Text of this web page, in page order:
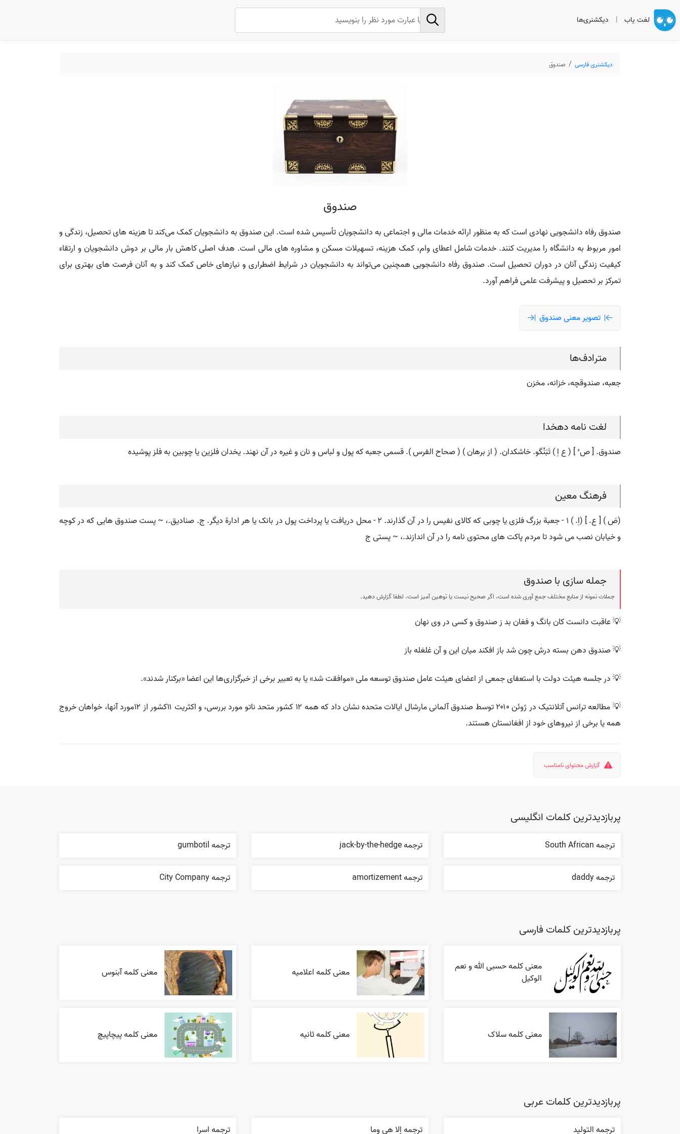
لغت یاب | دیکشنری‌ها
دیکشنری فارسی صندوق
صندوق
صندوق رفاه دانشجویی نهادی است که به منظور ارائه خدمات مالی و اجتماعی به دانشجویان تأسیس شده است. این صندوق به دانشجویان کمک می‌کند تا هزینه‌ های تحصیل، زندگی و
امور مربوط به دانشگاه را مدیریت کنند. خدمات شامل اعطای وام، کمک‌ هزینه، تسهیلات مسکن و مشاوره‌ های مالی است. هدف اصلی کاهش بار مالی بر دوش دانشجویان و ارتقاء
کیفیت زندگی آنان در دوران تحصیل است. صندوق رفاه دانشجویی همچنین می‌تواند به دانشجویان در شرایط اضطراری و نیازهای خاص کمک کند و به آنان فرصت‌ های بهتری برای
تمرکز بر تحصیل و پیشرفت علمی فراهم آورد.
تصویر معنی صندوق
مترادف‌ها
جعبه، صندوقچه، خزانه، مخزن
لغت نامه دهخدا
صندوق. [ ص ُ ] ( ع اِ ) تَبَنْگو. خاشکدان. ( از برهان ) ( صحاح الفرس ). قسمی جعبه که پول و لباس و نان و غیره در آن نهند. یخدان فلزین یا چوبین به فلز پوشیده
فرهنگ معین
(صَ ) [ ع. ] (اِ. ) ۱ - جعبة بزرگ فلزی یا چوبی که کالای نفیس را در آن گذارند. ۲ - محل دریافت یا پرداخت پول در بانک یا هر ادارة دیگر. ج. صنادیق.، ~ پست صندوق هایی که در کوچه
و خیابان نصب می شود تا مردم پاکت های محتوی نامه را در آن اندازند.، ~ پستی ج
جمله سازی با صندوق
جملات نمونه از منابع مختلف جمع آوری شده است، اگر صحیح نیست یا توهین آمیز است، لطفا گزارش دهید.
💡 عاقبت دانست کان بانگ و فغان بد ز صندوق و کسی در وی نهان
💡 صندوق دهن بسته درش چون شد باز افکند میان این و آن غلغله باز
💡 در جلسه هیئت دولت با استعفای جمعی از اعضای هیئت عامل صندوق توسعه ملی «موافقت شد» یا به تعبیر برخی از خبرگزاری‌ها این اعضا «برکنار شدند».
💡 مطالعه ترانس آتلانتیک در ژوئن ۲۰۱۰ توسط صندوق آلمانی مارشال ایالات متحده نشان داد که همه ۱۲ کشور متحد ناتو مورد بررسی، و اکثریت ۱۱کشور از ۱۲مورد آنها، خواهان خروج
همه یا برخی از نیروهای خود از افغانستان هستند.
گزارش محتوای نامناسب
پربازدیدترین کلمات انگلیسی
ترجمه South African ترجمه jack-by-the-hedge ترجمه gumbotil
ترجمه daddy ترجمه amortizement ترجمه City Company
پربازدیدترین کلمات فارسی
معنی کلمه حسبی الله و نعم
الوکیل
معنی کلمه اعلاميه معنی کلمه آبنوس
معنی کلمه سلاک معنی کلمه ثانیه معنی کلمه پیچاپیچ
پربازدیدترین کلمات عربی
ترجمه التوليد ترجمه إلا هي وما ترجمه اسرا